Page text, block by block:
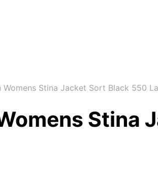
Womens Stina Jacket Sort Black 550
Stina